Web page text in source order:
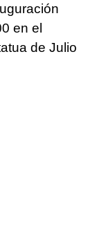
en el
de Julio